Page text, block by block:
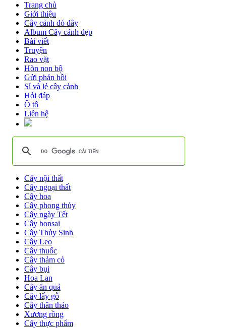
Trang chủ
Giới thiệu
Cây cảnh đó đây
Album Cây cảnh đẹp
Bài viết
Truyện
Rao vặt
Hòn non bộ
Gửi phản hồi
Sỉ và lẻ cây cảnh
Hỏi đáp
Ô tô
Liên hệ
Cây nội thất
Cây ngoại thất
Cây hoa
Cây phong thủy
Cây ngày Tết
Cây bonsai
Cây Thủy Sinh
Cây Leo
Cây thuốc
Cây thảm cỏ
Cây bụi
Hoa Lan
Cây ăn quả
Cây lấy gỗ
Cây thân thảo
Xương rồng
Cây thực phẩm